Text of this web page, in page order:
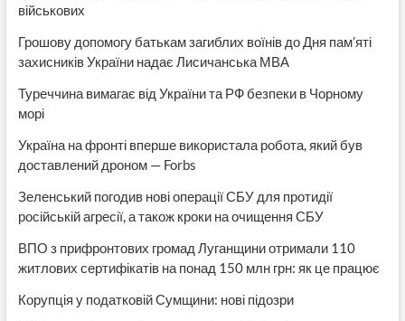
військових
Грошову допомогу батькам загиблих воїнів до Дня пам’яті
захисників України надає Лисичанська МВА
Туреччина вимагає від України та РФ безпеки в Чорному
морі
Україна на фронті вперше використала робота, який був
доставлений дроном — Forbs
Зеленський погодив нові операції СБУ для протидії
російській агресії, а також кроки на очищення СБУ
ВПО з прифронтових громад Луганщини отримали 110
житлових сертифікатів на понад 150 млн грн: як це працює
Корупція у податковій Сумщини: нові підозри